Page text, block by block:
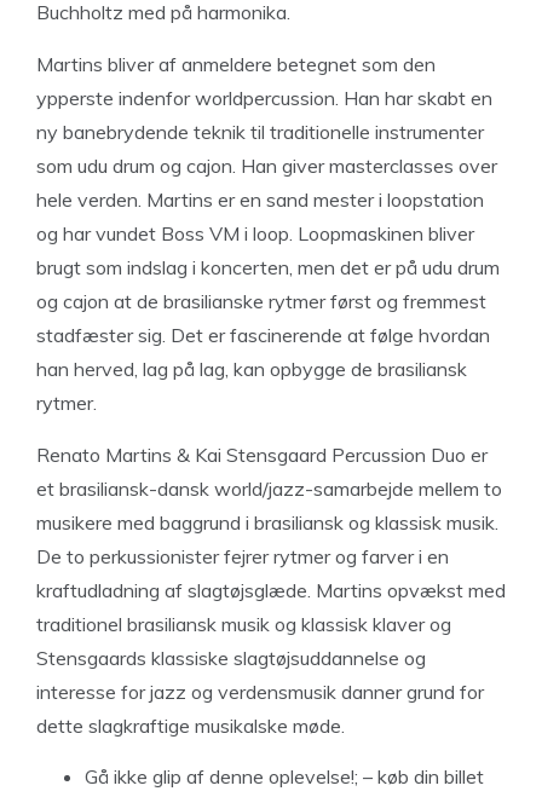
Buchholtz med på harmonika.
Martins bliver af anmeldere betegnet som den
ypperste indenfor worldpercussion. Han har skabt en
ny banebrydende teknik til traditionelle instrumenter
som udu drum og cajon. Han giver masterclasses over
hele verden. Martins er en sand mester i loopstation
og har vundet Boss VM i loop. Loopmaskinen bliver
brugt som indslag i koncerten, men det er på udu drum
og cajon at de brasilianske rytmer først og fremmest
stadfæster sig. Det er fascinerende at følge hvordan
han herved, lag på lag, kan opbygge de brasiliansk
rytmer.
Renato Martins & Kai Stensgaard Percussion Duo er
et brasiliansk-dansk world/jazz-samarbejde mellem to
musikere med baggrund i brasiliansk og klassisk musik.
De to perkussionister fejrer rytmer og farver i en
kraftudladning af slagtøjsglæde. Martins opvækst med
traditionel brasiliansk musik og klassisk klaver og
Stensgaards klassiske slagtøjsuddannelse og
interesse for jazz og verdensmusik danner grund for
dette slagkraftige musikalske møde.
Gå ikke glip af denne oplevelse!; – køb din billet